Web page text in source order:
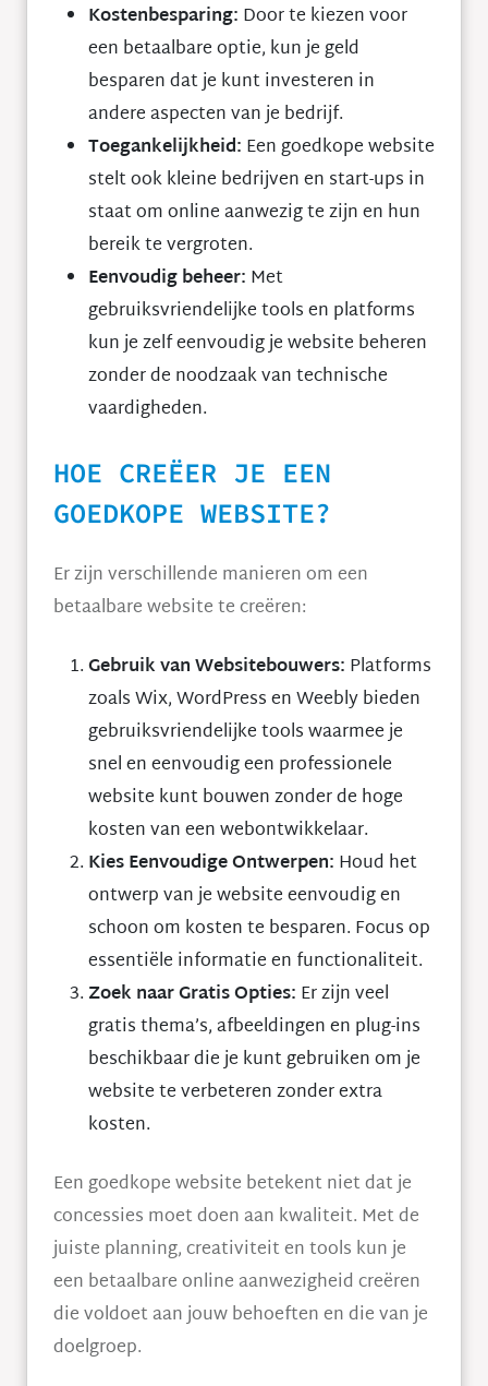
Kostenbesparing: Door te kiezen voor
een betaalbare optie, kun je geld
besparen dat je kunt investeren in
andere aspecten van je bedrijf.
Toegankelijkheid: Een goedkope website
stelt ook kleine bedrijven en start-ups in
staat om online aanwezig te zijn en hun
bereik te vergroten.
Eenvoudig beheer: Met
gebruiksvriendelijke tools en platforms
kun je zelf eenvoudig je website beheren
zonder de noodzaak van technische
vaardigheden.
HOE CREËER JE EEN
GOEDKOPE WEBSITE?
Er zijn verschillende manieren om een
betaalbare website te creëren:
Gebruik van Websitebouwers: Platforms
zoals Wix, WordPress en Weebly bieden
gebruiksvriendelijke tools waarmee je
snel en eenvoudig een professionele
website kunt bouwen zonder de hoge
kosten van een webontwikkelaar.
Kies Eenvoudige Ontwerpen: Houd het
ontwerp van je website eenvoudig en
schoon om kosten te besparen. Focus op
essentiële informatie en functionaliteit.
Zoek naar Gratis Opties: Er zijn veel
gratis thema’s, afbeeldingen en plug-ins
beschikbaar die je kunt gebruiken om je
website te verbeteren zonder extra
kosten.
Een goedkope website betekent niet dat je
concessies moet doen aan kwaliteit. Met de
juiste planning, creativiteit en tools kun je
een betaalbare online aanwezigheid creëren
die voldoet aan jouw behoeften en die van je
doelgroep.